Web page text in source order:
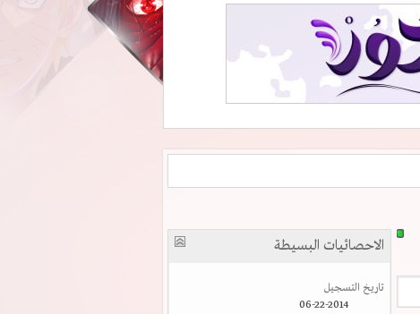
الاحصائيات البسيطة
تاريخ التسجيل
06-22-2014